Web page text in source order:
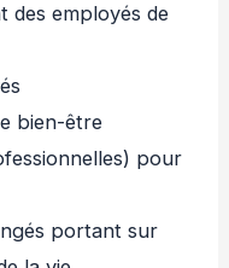
des employés de
bien-être
pour
portant sur